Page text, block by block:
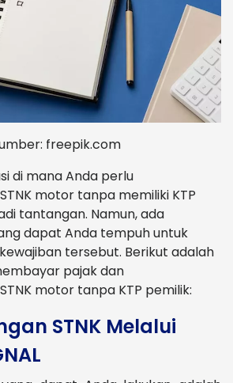
freepik.com
di mana Anda perlu
motor tanpa memiliki KTP
tantangan. Namun, ada
dapat Anda tempuh untuk
tersebut. Berikut adalah
pajak dan
motor tanpa KTP pemilik:
STNK Melalui